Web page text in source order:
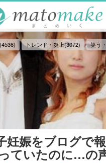
トレンド・炎上(3072) 笑う
妊娠をブログで
ていたのに…の